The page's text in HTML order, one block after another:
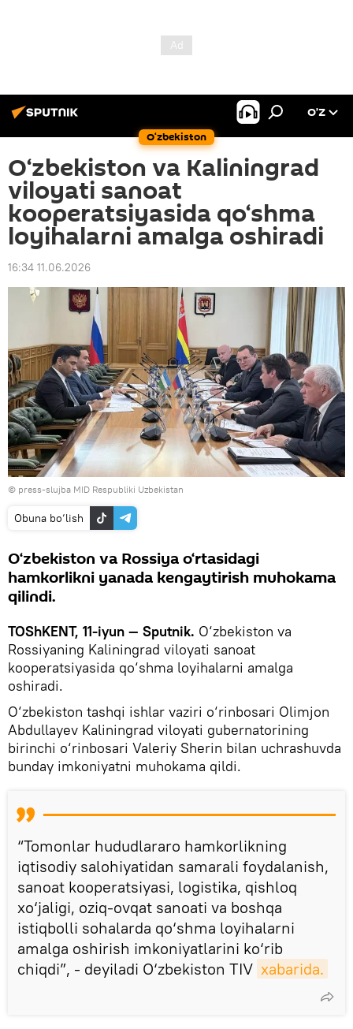
O‘zbekiston
O’Z
O‘zbekiston va Kaliningrad
viloyati sanoat
kooperatsiyasida qo‘shma
loyihalarni amalga oshiradi
16:34 11.06.2026
© press-slujba MID Respubliki Uzbekistan
Obuna bo‘lish
O‘zbekiston va Rossiya o‘rtasidagi
hamkorlikni yanada kengaytirish muhokama
qilindi.
TOShKENT, 11-iyun — Sputnik. O‘zbekiston va
Rossiyaning Kaliningrad viloyati sanoat
kooperatsiyasida qo‘shma loyihalarni amalga
oshiradi.
O‘zbekiston tashqi ishlar vaziri o‘rinbosari Olimjon
Abdullayev Kaliningrad viloyati gubernatorining
birinchi o‘rinbosari Valeriy Sherin bilan uchrashuvda
bunday imkoniyatni muhokama qildi.
“Tomonlar hududlararo hamkorlikning
iqtisodiy salohiyatidan samarali foydalanish,
sanoat kooperatsiyasi, logistika, qishloq
xo‘jaligi, oziq-ovqat sanoati va boshqa
istiqbolli sohalarda qo‘shma loyihalarni
amalga oshirish imkoniyatlarini ko‘rib
chiqdi”, - deyiladi O‘zbekiston TIV xabarida.